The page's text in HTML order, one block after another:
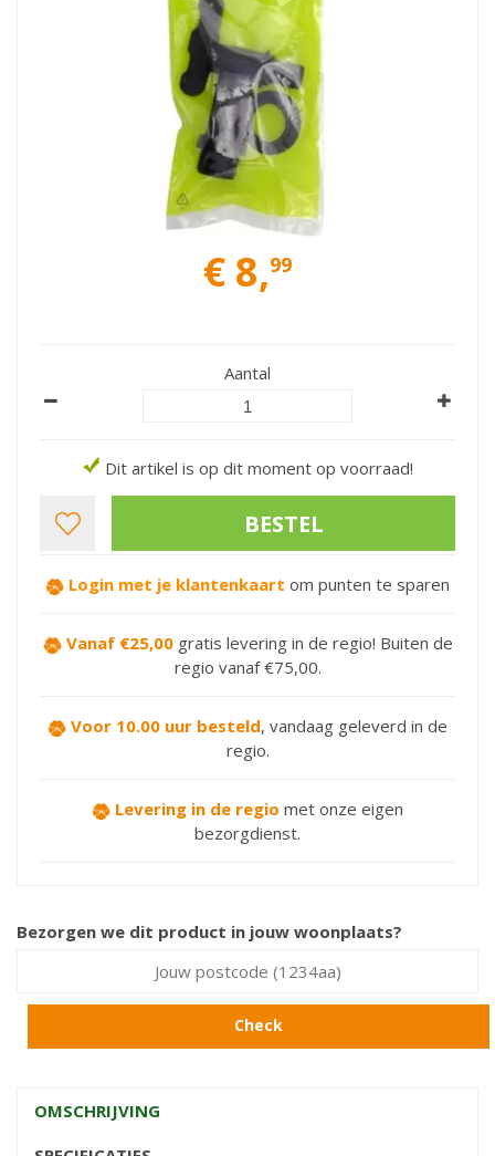
€ 8,99
Aantal
Dit artikel is op dit moment op voorraad!
Login met je klantenkaart om punten te sparen
Vanaf €25,00gratis levering in de regio! Buiten de
regio vanaf €75,00.
Voor 10.00 uur besteld, vandaag geleverd in de
regio.
Levering in de regio met onze eigen
bezorgdienst.
Bezorgen we dit product in jouw woonplaats?
Check
OMSCHRIJVING